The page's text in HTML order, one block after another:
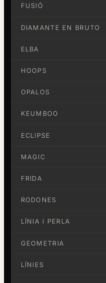
FUSIÓ
DIAMANTE EN BRUTO
ELBA
HOOPS
OPALOS
KEUMBOO
ECLIPSE
MAGIC
FRIDA
RODONES
LÍNIA I PERLA
GEOMETRIA
LÍNIES